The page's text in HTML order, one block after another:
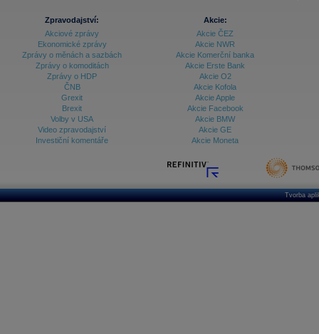
Archiv - Treasury alerty
Archiv - Vývoj české koruny
Archiv analýz - Makroukazatele
Ceny průmyslových výrobců - Data a prognózy
Ceny průmyslových výrobců - Graf (ČR)
Databanka - Akcie
Zpravodajství:
Akciové zprávy
Ekonomické zprávy
Zprávy o měnách a sazbách
Zprávy o komoditách
Zprávy o HDP
ČNB
Grexit
Brexit
Volby v USA
Video zpravodajství
Investiční komentáře
Akcie:
Akcie ČEZ
Akcie NWR
Akcie Komerční banka
Akcie Erste Bank
Akcie O2
Akcie Kofola
Akcie Apple
Akcie Facebook
Akcie BMW
Akcie GE
Akcie Moneta
Tvorba